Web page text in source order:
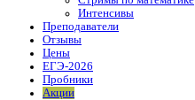
Интенсивы
Преподаватели
Отзывы
Цены
ЕГЭ-2026
Пробники
Акции